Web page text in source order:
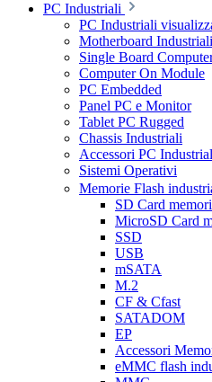
PC Industriali
PC Industriali
Motherboard Industriali
Single Board
Computer On Module
PC Embedded
Panel PC e Monitor
Tablet PC Rugged
Chassis Industriali
Accessori PC Industrial
Sistemi Operativi
Memorie Flash
SD Card
MicroSD Card
SSD
USB
mSATA
M.2
CF & Cfast
SATADOM
EP
Accessori
eMMC flash